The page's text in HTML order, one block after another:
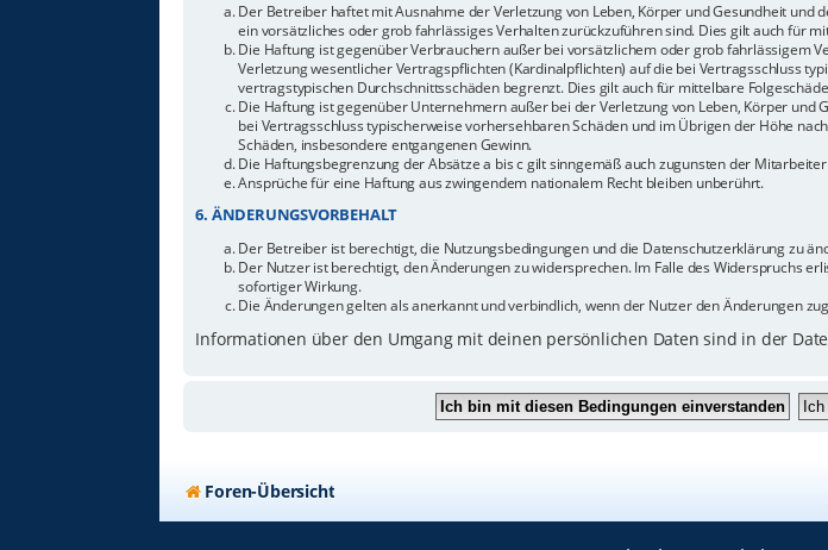
Der Betreiber haftet mit Ausnahme der Verletzung von Leben, Körper und Gesundheit
ein vorsätzliches oder grob fahrlässiges Verhalten zurückzuführen sind. Dies gilt auch für
Die Haftung ist gegenüber Verbrauchern außer bei vorsätzlichem oder grob fahrlässigem
Verletzung wesentlicher Vertragspflichten (Kardinalpflichten) auf die bei Vertragsschluss
vertragstypischen Durchschnittsschäden begrenzt. Dies gilt auch für mittelbare
Die Haftung ist gegenüber Unternehmern außer bei der Verletzung von Leben, Körper
bei Vertragsschluss typischerweise vorhersehbaren Schäden und im Übrigen der Höhe
Schäden, insbesondere entgangenen Gewinn.
Die Haftungsbegrenzung der Absätze a bis c gilt sinngemäß auch zugunsten der
Ansprüche für eine Haftung aus zwingendem nationalem Recht bleiben unberührt.
6. ÄNDERUNGSVORBEHALT
Der Betreiber ist berechtigt, die Nutzungsbedingungen und die Datenschutzerklärung zu
Der Nutzer ist berechtigt, den Änderungen zu widersprechen. Im Falle des Widerspruchs
sofortiger Wirkung.
Die Änderungen gelten als anerkannt und verbindlich, wenn der Nutzer den Änderungen
Informationen über den Umgang mit deinen persönlichen Daten sind in der
Foren-Übersicht